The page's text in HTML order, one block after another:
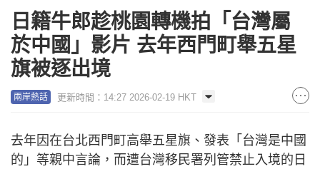
日籍牛郎趁桃園轉機拍「台灣屬
於中國」影片 去年西門町舉五星
旗被逐出境
兩岸熱話 更新時間：14:27 2026-02-19 HKT
去年因在台北西門町高舉五星旗、發表「台灣是中國
的」等親中言論，而遭台灣移民署列管禁止入境的日